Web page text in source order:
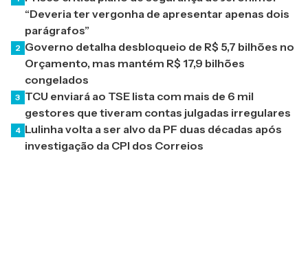
“Deveria ter vergonha de apresentar apenas dois
parágrafos”
2 Governo detalha desbloqueio de R$ 5,7 bilhões no
Orçamento, mas mantém R$ 17,9 bilhões
congelados
3 TCU enviará ao TSE lista com mais de 6 mil
gestores que tiveram contas julgadas irregulares
4 Lulinha volta a ser alvo da PF duas décadas após
investigação da CPI dos Correios